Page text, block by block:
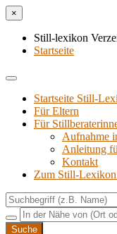
×
Still-lexikon
Startseite
Startseite Still-
Für Eltern
Für
Aufnahme
Anlei­tung
Kon­takt
Zum Still-